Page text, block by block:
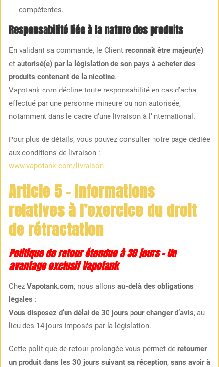
compétentes.
Responsabilité liée à la nature des produits
En validant sa commande, le Client reconnaît être majeur(e)
et autorisé(e) par la législation de son pays à acheter des
produits contenant de la nicotine.
Vapotank.com décline toute responsabilité en cas d’achat
effectué par une personne mineure ou non autorisée,
notamment dans le cadre d’une livraison à l’international.
Pour plus de détails, vous pouvez consulter notre page dédiée
aux conditions de livraison :
www.vapotank.com/livraison
Article 5 – Informations
relatives à l’exercice du droit
de rétractation
Politique de retour étendue à 30 jours – Un
avantage exclusif Vapotank
Chez Vapotank.com, nous allons au-delà des obligations
légales :
Vous disposez d’un délai de 30 jours pour changer d’avis, au
lieu des 14 jours imposés par la législation.
Cette politique de retour prolongée vous permet de retourner
un produit dans les 30 jours suivant sa réception, sans avoir à